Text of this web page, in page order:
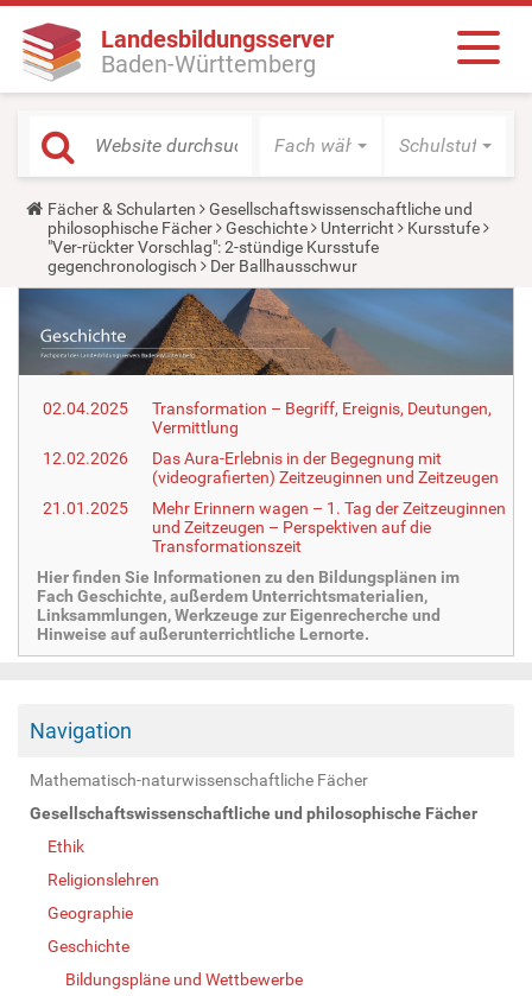
Landesbildungsserver
Baden-Württemberg
Fach wählen Schulstufe
Y
o
u
a
r
e
r
e
Fächer & Schularten
Gesellschaftswissenschaftliche und
philosophische Fächer
Geschichte Unterricht
Kursstufe
"Ver-rückter Vorschlag": 2-stündige Kursstufe
gegenchronologisch
Der Ballhausschwur
02.04.2025
Transformation – Begriff, Ereignis, Deutungen,
Vermittlung
12.02.2026
Das Aura-Erlebnis in der Begegnung mit
(videografierten) Zeitzeuginnen und Zeitzeugen
21.01.2025
Mehr Erinnern wagen – 1. Tag der Zeitzeuginnen
und Zeitzeugen – Perspektiven auf die
Transformationszeit
Hier finden Sie Informationen zu den Bildungsplänen im
Fach Geschichte, außerdem Unterrichtsmaterialien,
Linksammlungen, Werkzeuge zur Eigenrecherche und
Hinweise auf außerunterrichtliche Lernorte.
Navigation
Mathematisch-naturwissenschaftliche Fächer
Gesellschaftswissenschaftliche und philosophische Fächer
Ethik
Religionslehren
Geographie
Geschichte
Bildungspläne und Wettbewerbe